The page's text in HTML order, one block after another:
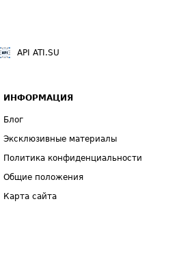
API ATI.SU
ИНФОРМАЦИЯ
Блог
Эксклюзивные материалы
Политика конфиденциальности
Общие положения
Карта сайта